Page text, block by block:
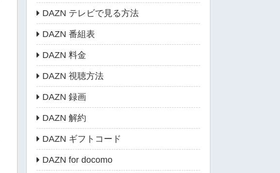
DAZN テレビで見る方法
DAZN 番組表
DAZN 料金
DAZN 視聴方法
DAZN 録画
DAZN 解約
DAZN ギフトコード
DAZN for docomo